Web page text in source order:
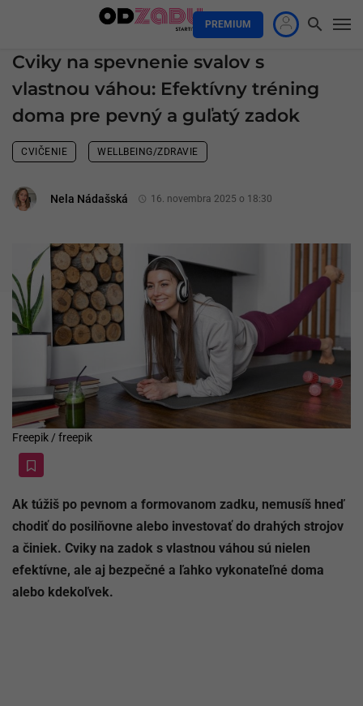
PREMIUM
Cviky na spevnenie svalov s
vlastnou váhou: Efektívny tréning
doma pre pevný a guľatý zadok
CVIČENIE WELLBEING/ZDRAVIE
Nela Nádašská 16. novembra 2025 o 18:30
Freepik / freepik
Ak túžiš po pevnom a formovanom zadku, nemusíš hneď
chodiť do posilňovne alebo investovať do drahých strojov
a činiek. Cviky na zadok s vlastnou váhou sú nielen
efektívne, ale aj bezpečné a ľahko vykonateľné doma
alebo kdekoľvek.